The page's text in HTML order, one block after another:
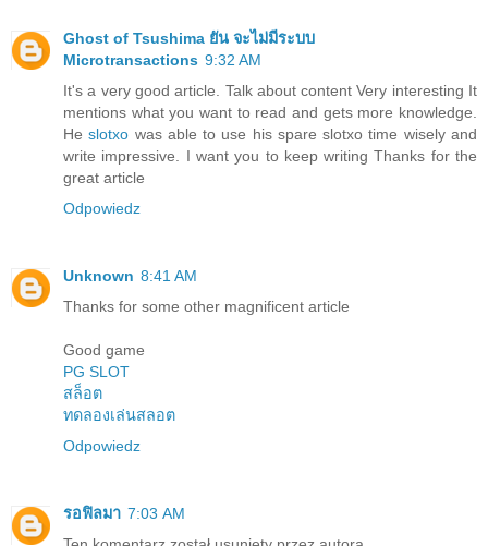
Ghost of Tsushima ยัน จะไม่มีระบบ
Microtransactions 9:32 AM
It's a very good article. Talk about content Very interesting It
mentions what you want to read and gets more knowledge.
Heslotxo was able to use his spare slotxo time wisely and
write impressive. I want you to keep writing Thanks for the
great article
Odpowiedz
Unknown 8:41 AM
Thanks for some other magnificent article
Good game
PG SLOT
สล็อต
ทดลองเล่นสลอต
Odpowiedz
รอฟิลมา 7:03 AM